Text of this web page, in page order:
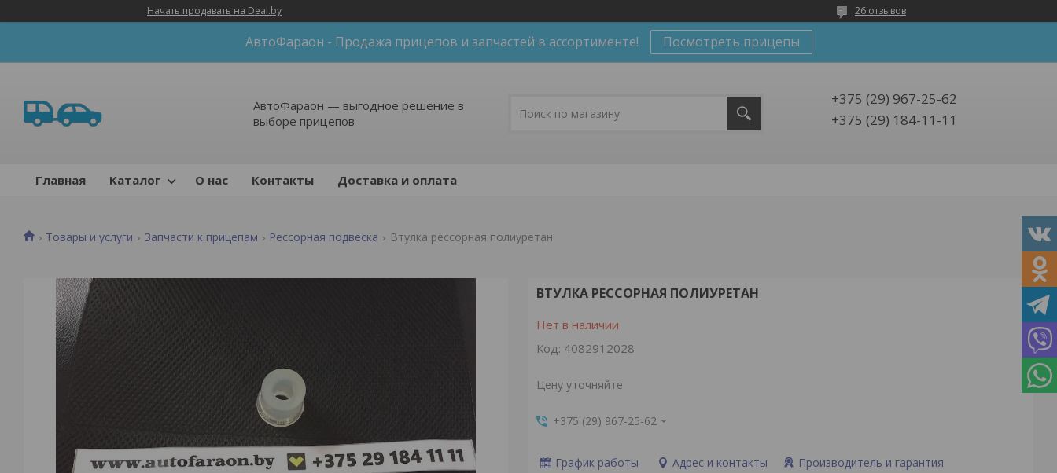
Начать продавать на Deal.by 26 отзывов
АвтоФараон - Продажа прицепов и запчастей в ассортименте! Посмотреть прицепы
АвтоФараон — выгодное решение в
выборе прицепов
+375 (29) 967-25-62
+375 (29) 184-11-11
Главная Каталог О нас Контакты Доставка и оплата
Товары и услуги Запчасти к прицепам Рессорная подвеска Втулка рессорная полиуретан
ВТУЛКА РЕССОРНАЯ ПОЛИУРЕТАН
Нет в наличии
Код: 4082912028
Цену уточняйте
+375 (29) 967-25-62
График работы Адрес и контакты Производитель и гарантия